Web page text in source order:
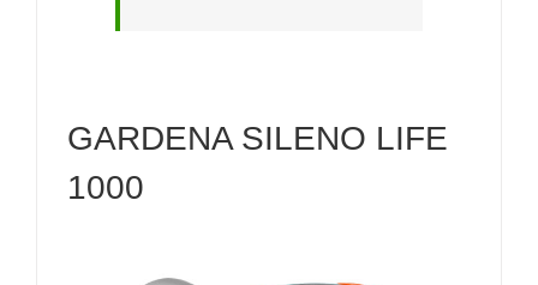
GARDENA SILENO LIFE
1000